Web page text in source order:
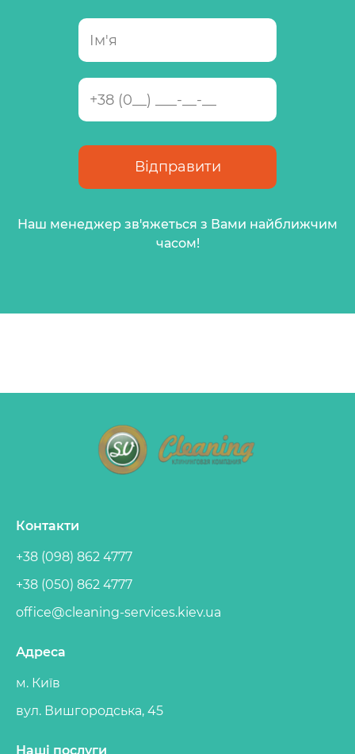
Наш менеджер зв'яжеться з Вами найближчим
часом!
Контакти
+38 (098) 862 4777
+38 (050) 862 4777
office@cleaning-services.kiev.ua
Адреса
м. Київ
вул. Вишгородська, 45
Наші послуги